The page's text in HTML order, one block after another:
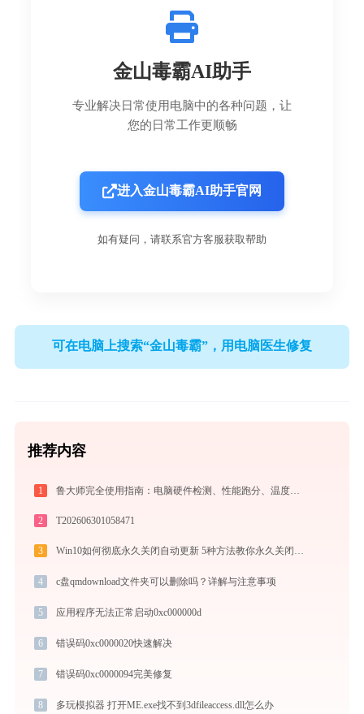
金山毒霸AI助手
专业解决日常使用电脑中的各种问题，让
您的日常工作更顺畅
进入金山毒霸AI助手官网
如有疑问，请联系官方客服获取帮助
可在电脑上搜索“金山毒霸”，用电脑医生修复
推荐内容
1 鲁大师完全使用指南：电脑硬件检测、性能跑分、温度监控与系统优化一站式攻略
2 T202606301058471
3
4 c盘qmdownload文件夹可以删除吗？详解与注意事项
5 应用程序无法正常启动0xc000000d
6 错误码0xc0000020快速解决
7 错误码0xc0000094完美修复
8 多玩模拟器 打开ME.exe找不到3dfileaccess.dll怎么办